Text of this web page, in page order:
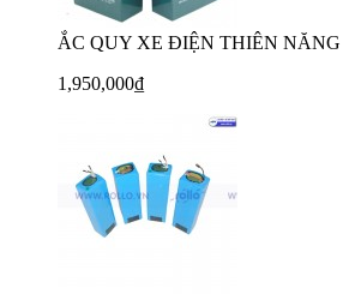
ẮC QUY XE ĐIỆN THIÊN
1,950,000₫